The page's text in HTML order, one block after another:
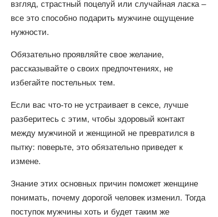
взгляд, страстный поцелуй или случайная ласка –
все это способно подарить мужчине ощущение
нужности.
Обязательно проявляйте свое желание,
рассказывайте о своих предпочтениях, не
избегайте постельных тем.
Если вас что-то не устраивает в сексе, лучше
разберитесь с этим, чтобы здоровый контакт
между мужчиной и женщиной не превратился в
пытку: поверьте, это обязательно приведет к
измене.
Знание этих основных причин поможет женщине
понимать, почему дорогой человек изменил. Тогда
поступок мужчины хоть и будет таким же